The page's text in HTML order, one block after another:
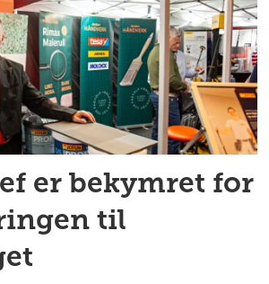
er bekymret for
til